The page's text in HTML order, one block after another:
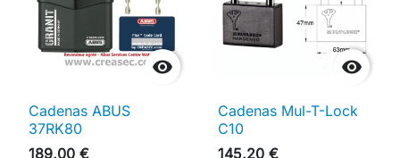

Cadenas ABUS
37RK80
189,00 €

Cadenas Mul-T-Lock
C10
145,20 €